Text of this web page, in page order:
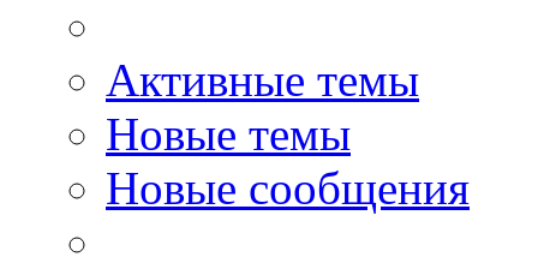
Активные темы
Новые темы
Новые сообщения